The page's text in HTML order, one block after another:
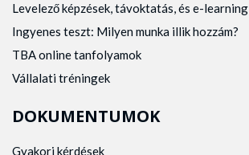
Levelező képzések, távoktatás, és e-learning
Ingyenes teszt: Milyen munka illik hozzám?
TBA online tanfolyamok
Vállalati tréningek
DOKUMENTUMOK
Gyakori kérdések